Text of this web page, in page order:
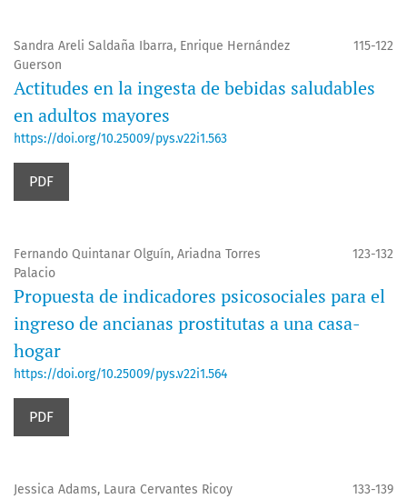
Sandra Areli Saldaña Ibarra, Enrique Hernández
Guerson
115-122
Actitudes en la ingesta de bebidas saludables
en adultos mayores
https://doi.org/10.25009/pys.v22i1.563
PDF
Fernando Quintanar Olguín, Ariadna Torres
Palacio
123-132
Propuesta de indicadores psicosociales para el
ingreso de ancianas prostitutas a una casa-
hogar
https://doi.org/10.25009/pys.v22i1.564
PDF
Jessica Adams, Laura Cervantes Ricoy 133-139